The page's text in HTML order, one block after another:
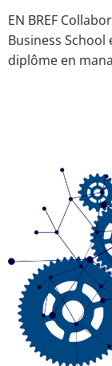
EN BREF
Business School
diplôme en